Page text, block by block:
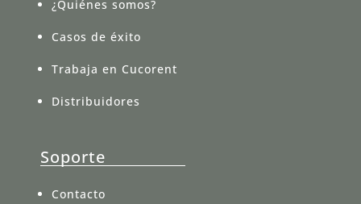
¿Quiénes somos?
Casos de éxito
Trabaja en Cucorent
Distribuidores
Soporte
Contacto